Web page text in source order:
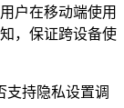
户在移动端使用
，保证跨设备使
支持隐私设置调